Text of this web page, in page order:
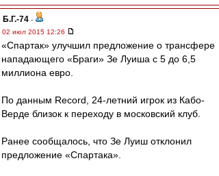
Б.Г.-74 -
02 июл 2015 12:26
«Спартак» улучшил предложение о трансфере
нападающего «Браги» Зе Луиша с 5 до 6,5
миллиона евро.
По данным Record, 24-летний игрок из Кабо-
Верде близок к переходу в московский клуб.
Ранее сообщалось, что Зе Луиш отклонил
предложение «Спартака».